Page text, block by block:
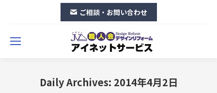
ご相談・お問い合わせ
Daily Archives: 2014年4月2日